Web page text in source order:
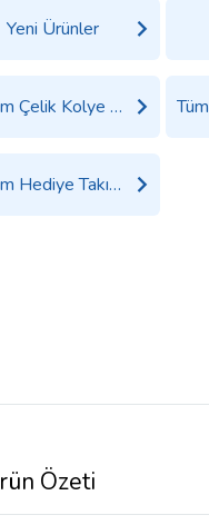
Yeni Ürünler
Tüm Çelik Kolye Ürünleri
Tüm Hediye Takı, Saat ve Aksesuar Ürünleri
Özeti